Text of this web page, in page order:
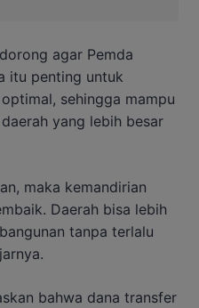
agar Pemda
itu penting untuk
sehingga mampu
yang lebih besar
maka kemandirian
Daerah bisa lebih
tanpa terlalu
bahwa dana transfer